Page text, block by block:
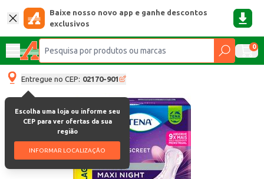
Baixe nosso novo app e ganhe descontos
exclusivos
0
Entregue no CEP: 02170-901
Escolha uma loja ou informe seu
CEP para ver ofertas da sua
região
INFORMAR LOCALIZAÇÃO